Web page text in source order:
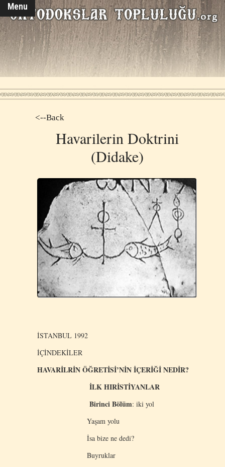
Menu
<--Back
Havarilerin Doktrini
(Didake)
İSTANBUL 1992
İÇİNDEKİLER
HAVARİLRİN ÖĞRETİSİ’NİN İÇERİĞİ NEDİR?
İLK HIRİSTİYANLAR
Birinci Bölüm: iki yol
Yaşam yolu
İsa bize ne dedi?
Buyruklar